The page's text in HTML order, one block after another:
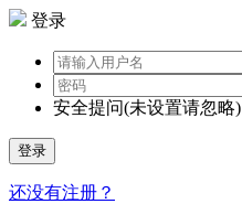
登录
安全提问(未设置请忽略)
登录
还没有注册？